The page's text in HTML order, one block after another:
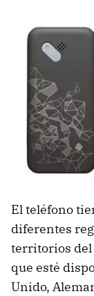
El teléfono
diferentes
territorios del
que esté
Unido,